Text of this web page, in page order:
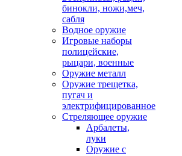
бинокли, ножи,меч,
сабля
Водное оружие
Игровые наборы
полицейские,
рыцари, военные
Оружие металл
Оружие трещетка,
пугач и
электрифицированное
Стреляющее оружие
Арбалеты,
луки
Оружие с